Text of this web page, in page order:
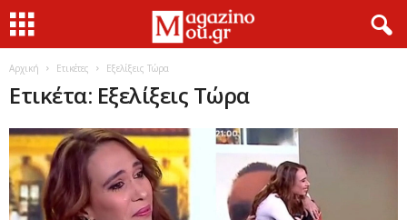
Αρχική Ετικέτες Εξελίξεις Τώρα
Ετικέτα: Εξελίξεις Τώρα